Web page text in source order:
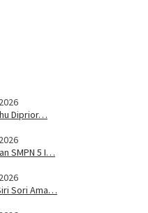
Diprior…
SMPN 5 I…
Sori Ama…